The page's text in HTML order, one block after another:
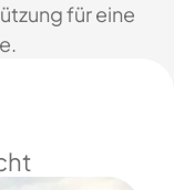
für eine